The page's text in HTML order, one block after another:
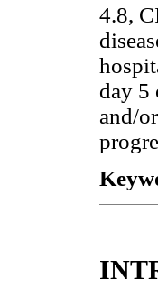
4.8,
day 5
and/